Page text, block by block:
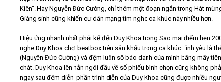
Kiên". Hay Nguyễn Đức Cường, chỉ thêm một đoạn ngắn trong Hát
Giáng sinh cũng khiến cư dân mạng tìm nghe ca khúc này nhiều hơn.
Hiệu ứng nhanh nhất phải kể đến Duy Khoa trong Sao mai điểm hẹn
nghe Duy Khoa chơi beatbox trên sân khấu trong ca khúc Tình yêu là
(Nguyễn Đức Cường) và đệm luôn số báo danh của mình bằng mấy
chát. Duy Khoa lên hẳn ngôi đầu về số phiếu bình chọn cũng không
ngay sau đêm diễn, phần trình diễn của Duy Khoa cũng được nhiều